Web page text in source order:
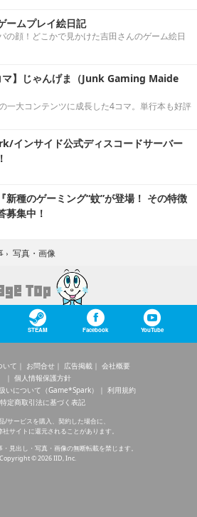
ームプレイ絵日記
の顔！どこかで見かけた吉田さんのゲーム絵日
マ】じゃんげま（Junk Gaming Maide
一大コンテンツに成長した4コマ。単行本も好評
インサイド公式ディスコードサーバー
新種のゲーミング“蚊”が登場！ その特徴
募集中！
› 写真・画像
STEAM Facebook YouTube
いて お問合せ 広告掲載
会社概要
個人情報保護方針
いについて（Game*Spark）
利用規約
特定商取引法に基づく表記
/サービスを購入、契約した場合に、
サイトに還元されることがあります。
見出し・写真・画像の無断転載を禁じます。
Copyright © 2026 IID, Inc.